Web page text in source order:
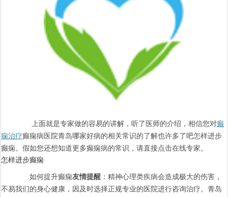
上面就是专家做的容易的讲解，听了医师的介绍，相信您对癫
痫治疗癫痫病医院青岛哪家好病的相关常识的了解也许多了吧怎样进步
癫痫。假如您还想知道更多癫痫病的常识，请直接点击在线专家。
怎样进步癫痫
如何提升癫痫友情提醒 ：精神心理类疾病会造成极大的伤害，
不易我们的身心健康，因及时选择正规专业的医院进行咨询治疗。青岛